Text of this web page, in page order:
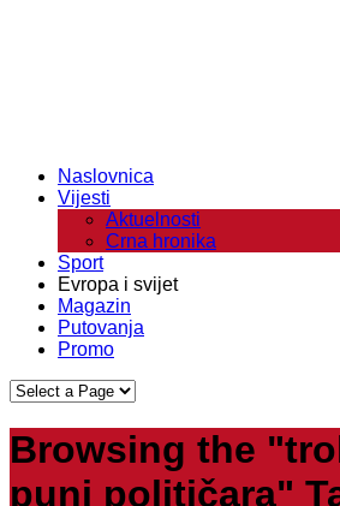
Naslovnica
Vijesti
Aktuelnosti
Crna hronika
Sport
Evropa i svijet
Magazin
Putovanja
Promo
Browsing the
puni političara"